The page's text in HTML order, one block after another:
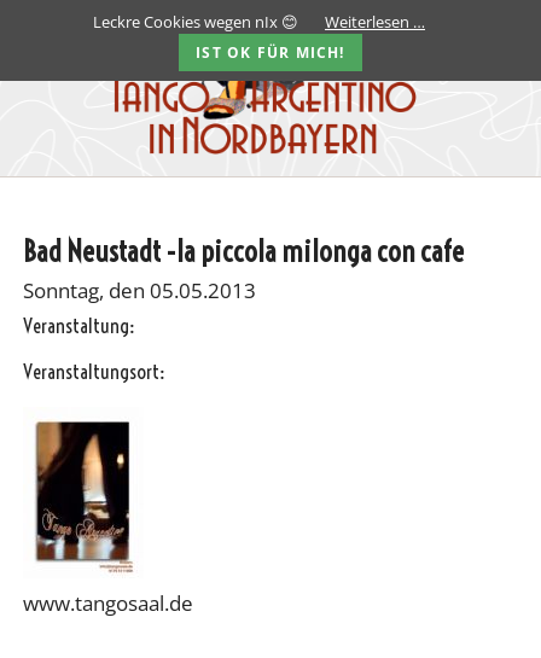
Bad Neustadt -la piccola milonga con cafe
Sonntag, den 05.05.2013
Veranstaltung:
Veranstaltungsort:
www.tangosaal.de
Leckre Cookies wegen nIx 😊 Weiterlesen …
IST OK FÜR MICH!